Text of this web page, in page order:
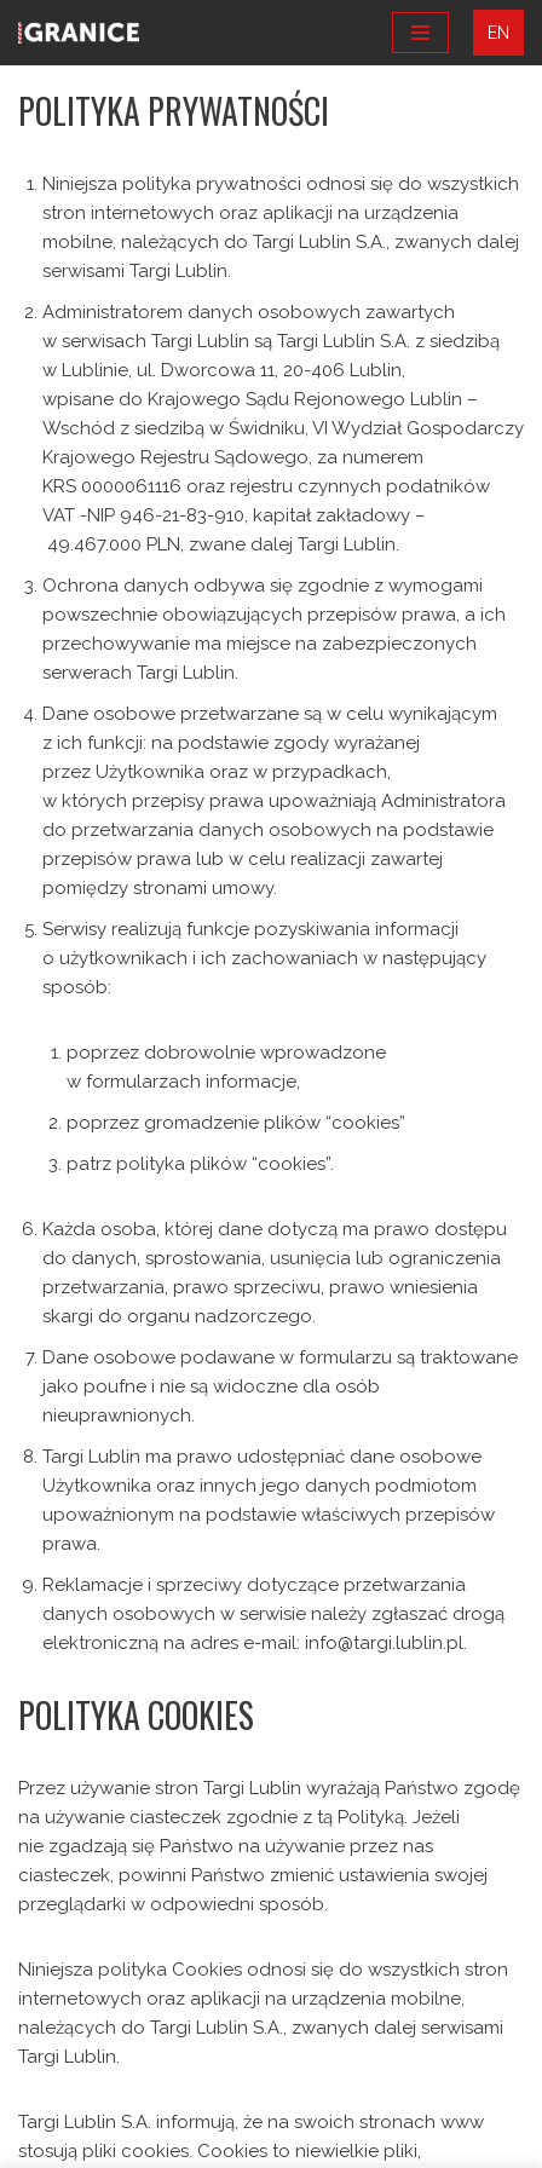
Przejdź
do
treści
EN
POLITYKA PRYWATNOŚCI
Niniejsza polityka prywatności odnosi się do wszystkich
stron internetowych oraz aplikacji na urządzenia
mobilne, należących do Targi Lublin S.A., zwanych dalej
serwisami Targi Lublin.
Administratorem danych osobowych zawartych
w serwisach Targi Lublin są Targi Lublin S.A. z siedzibą
w Lublinie, ul. Dworcowa 11, 20-406 Lublin,
wpisane do Krajowego Sądu Rejonowego Lublin –
Wschód z siedzibą w Świdniku, VI Wydział Gospodarczy
Krajowego Rejestru Sądowego, za numerem
KRS 0000061116 oraz rejestru czynnych podatników
VAT -NIP 946-21-83-910, kapitał zakładowy –
49.467.000 PLN, zwane dalej Targi Lublin.
Ochrona danych odbywa się zgodnie z wymogami
powszechnie obowiązujących przepisów prawa, a ich
przechowywanie ma miejsce na zabezpieczonych
serwerach Targi Lublin.
Dane osobowe przetwarzane są w celu wynikającym
z ich funkcji: na podstawie zgody wyrażanej
przez Użytkownika oraz w przypadkach,
w których przepisy prawa upoważniają Administratora
do przetwarzania danych osobowych na podstawie
przepisów prawa lub w celu realizacji zawartej
pomiędzy stronami umowy.
Serwisy realizują funkcje pozyskiwania informacji
o użytkownikach i ich zachowaniach w następujący
sposób:
poprzez dobrowolnie wprowadzone
w formularzach informacje,
poprzez gromadzenie plików “cookies”
patrz polityka plików “cookies”.
Każda osoba, której dane dotyczą ma prawo dostępu
do danych, sprostowania, usunięcia lub ograniczenia
przetwarzania, prawo sprzeciwu, prawo wniesienia
skargi do organu nadzorczego.
Dane osobowe podawane w formularzu są traktowane
jako poufne i nie są widoczne dla osób
nieuprawnionych.
Targi Lublin ma prawo udostępniać dane osobowe
Użytkownika oraz innych jego danych podmiotom
upoważnionym na podstawie właściwych przepisów
prawa.
Reklamacje i sprzeciwy dotyczące przetwarzania
danych osobowych w serwisie należy zgłaszać drogą
elektroniczną na adres e-mail: info@targi.lublin.pl.
POLITYKA COOKIES
Przez używanie stron Targi Lublin wyrażają Państwo zgodę
na używanie ciasteczek zgodnie z tą Polityką. Jeżeli
nie zgadzają się Państwo na używanie przez nas
ciasteczek, powinni Państwo zmienić ustawienia swojej
przeglądarki w odpowiedni sposób.
Niniejsza polityka Cookies odnosi się do wszystkich stron
internetowych oraz aplikacji na urządzenia mobilne,
należących do Targi Lublin S.A., zwanych dalej serwisami
Targi Lublin.
Targi Lublin S.A. informują, że na swoich stronach www
stosują pliki cookies. Cookies to niewielkie pliki,